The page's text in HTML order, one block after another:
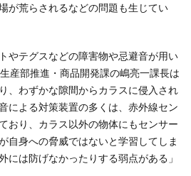
が荒らされるなどの問題も生じてい
やテグスなどの障害物や忌避音が用い
産部推進・商品開発課の嶋亮一課長は
、わずかな隙間からカラスに侵入され
による対策装置の多くは、赤外線セン
おり、カラス以外の物体にもセンサー
自身への脅威ではないと学習してしま
には防げなかったりする弱点がある」